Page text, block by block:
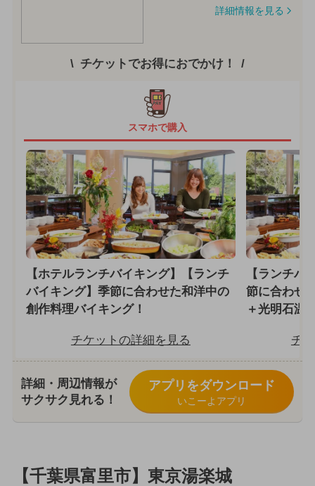
詳細情報を見る
チケットでお得におでかけ！
スマホで購入
【ホテルランチバイキング】【ランチ
バイキング】季節に合わせた和洋中の
創作料理バイキング！
チケットの詳細を見る
【ランチバ
節に合わせ
＋光明石温
チ
詳細・周辺情報が
サクサク見れる！
アプリをダウンロード
いこーよアプリ
【千葉県富里市】東京湯楽城